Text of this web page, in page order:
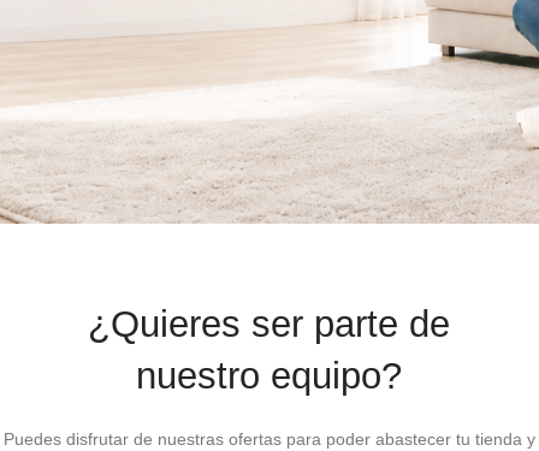
¿Quieres ser parte de
nuestro equipo?
Puedes disfrutar de nuestras ofertas para poder abastecer tu tienda y